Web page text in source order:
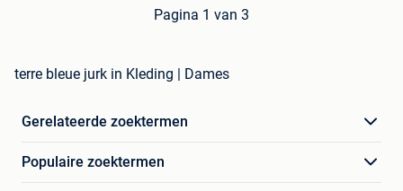
Pagina 1 van 3
terre bleue jurk in Kleding | Dames
Gerelateerde zoektermen
Populaire zoektermen